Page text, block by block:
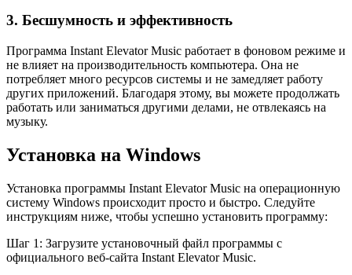
3. Бесшумность и эффективность
Программа Instant Elevator Music работает в фоновом режиме и
не влияет на производительность компьютера. Она не
потребляет много ресурсов системы и не замедляет работу
других приложений. Благодаря этому, вы можете продолжать
работать или заниматься другими делами, не отвлекаясь на
музыку.
Установка на Windows
Установка программы Instant Elevator Music на операционную
систему Windows происходит просто и быстро. Следуйте
инструкциям ниже, чтобы успешно установить программу:
Шаг 1: Загрузите установочный файл программы с
официального веб-сайта Instant Elevator Music.